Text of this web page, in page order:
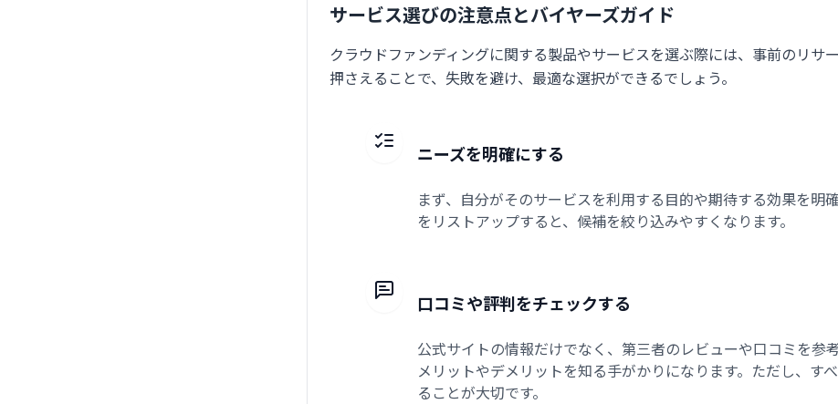
サービス選びの注意点とバイヤーズガイド
クラウドファンディングに関する製品やサービスを選ぶ際には、事前のリサ
押さえることで、失敗を避け、最適な選択ができるでしょう。
ニーズを明確にする
まず、自分がそのサービスを利用する目的や期待する効果を明
をリストアップすると、候補を絞り込みやすくなります。
口コミや評判をチェックする
公式サイトの情報だけでなく、第三者のレビューや口コミを参
メリットやデメリットを知る手がかりになります。ただし、す
ることが大切です。